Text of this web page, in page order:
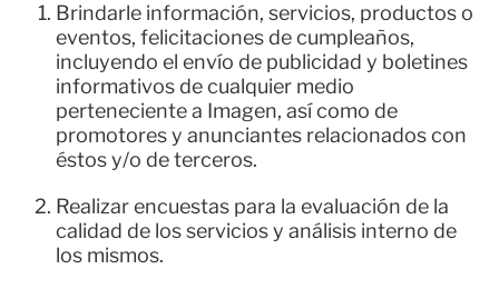
Brindarle información, servicios, productos o
eventos, felicitaciones de cumpleaños,
incluyendo el envío de publicidad y boletines
informativos de cualquier medio
perteneciente a Imagen, así como de
promotores y anunciantes relacionados con
éstos y/o de terceros.
Realizar encuestas para la evaluación de la
calidad de los servicios y análisis interno de
los mismos.